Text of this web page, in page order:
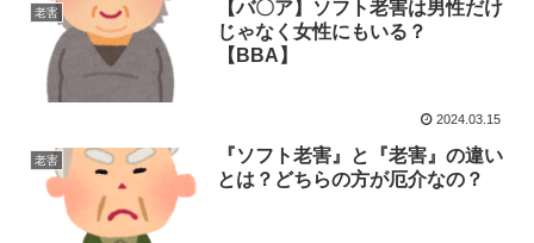
老害
【バ〇ア】ソフト老害は男性だけ
じゃなく女性にもいる？
【BBA】
2024.03.15
老害
『ソフト老害』と『老害』の違い
とは？どちらの方が厄介なの？